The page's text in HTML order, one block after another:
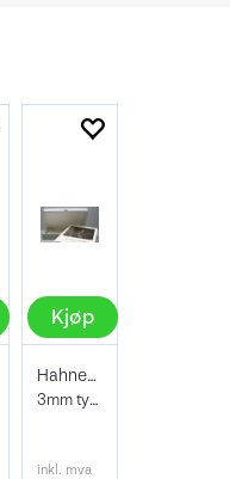
Kjøp
Hahnemühle Archive & Portfoliobox A3+
3mm tykkelse 32,9 x 48,3 cm
inkl. mva